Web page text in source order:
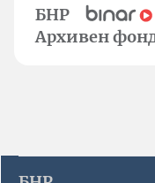
БНР
Архивен